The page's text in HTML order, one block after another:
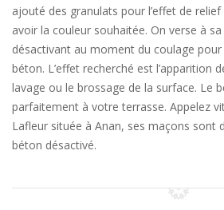
ajouté des granulats pour l’effet de
avoir la couleur souhaitée. On verse à
désactivant au moment du coulage
béton. L’effet recherché est l’apparition
lavage ou le brossage de la surface. Le
parfaitement à votre terrasse. Appelez
Lafleur située à Anan, ses maçons sont
béton désactivé.